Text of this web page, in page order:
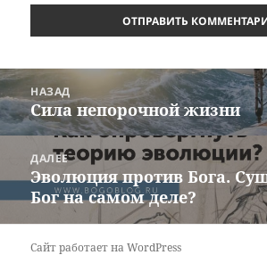
Навигация
по
записям
НАЗАД
Предыдущая
запись:
Сила непорочной жизни
ДАЛЕЕ
Следующая
запись:
Эволюция против Бога.
Бог на самом деле?
Сайт работает на WordPress